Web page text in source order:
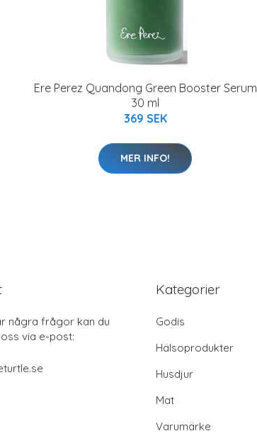
Ere Perez Quandong Green Booster Serum
30 ml
369 SEK
MER INFO!
några frågor kan du
via e-post:
Kategorier
Godis
Hälsoprodukter
Husdjur
Mat
Varumärke